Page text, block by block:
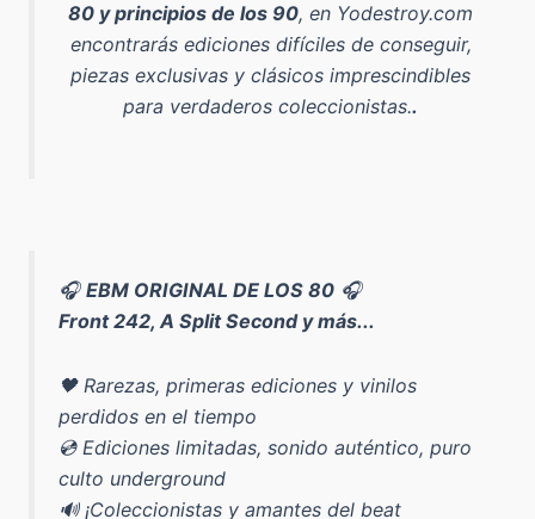
80 y principios de los 90, en Yodestroy.com
encontrarás ediciones difíciles de conseguir,
piezas exclusivas y clásicos imprescindibles
para verdaderos coleccionistas..
🎧EBM ORIGINAL DE LOS 80 🎧
Front 242, A Split Second y más...
🖤 Rarezas, primeras ediciones y vinilos
perdidos en el tiempo
💿 Ediciones limitadas, sonido auténtico, puro
culto underground
🔊 ¡Coleccionistas y amantes del beat